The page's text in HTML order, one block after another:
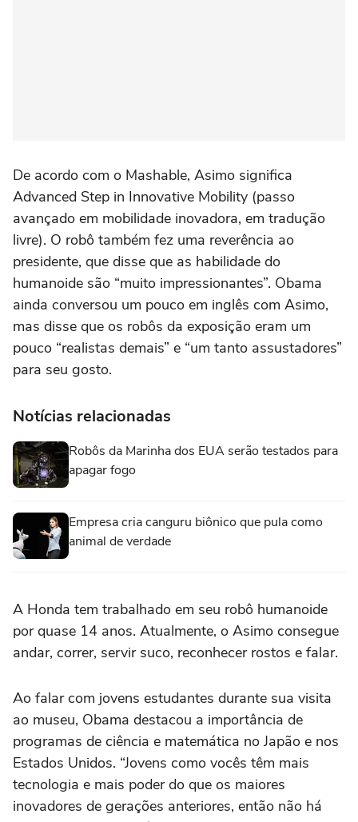
De acordo com o Mashable, Asimo significa
Advanced Step in Innovative Mobility (passo
avançado em mobilidade inovadora, em tradução
livre). O robô também fez uma reverência ao
presidente, que disse que as habilidade do
humanoide são “muito impressionantes”. Obama
ainda conversou um pouco em inglês com Asimo,
mas disse que os robôs da exposição eram um
pouco “realistas demais” e “um tanto assustadores”
para seu gosto.
Notícias relacionadas
Robôs da Marinha dos EUA serão testados para
apagar fogo
Empresa cria canguru biônico que pula como
animal de verdade
A Honda tem trabalhado em seu robô humanoide
por quase 14 anos. Atualmente, o Asimo consegue
andar, correr, servir suco, reconhecer rostos e falar.
Ao falar com jovens estudantes durante sua visita
ao museu, Obama destacou a importância de
programas de ciência e matemática no Japão e nos
Estados Unidos. “Jovens como vocês têm mais
tecnologia e mais poder do que os maiores
inovadores de gerações anteriores, então não há